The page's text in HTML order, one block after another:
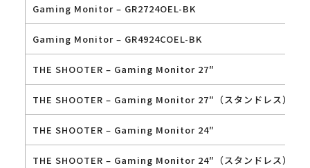
Gaming Monitor – GR2724OEL-BK
Gaming Monitor – GR4924COEL-BK
THE SHOOTER – Gaming Monitor 27″
THE SHOOTER – Gaming Monitor 27″（スタンドレス）
THE SHOOTER – Gaming Monitor 24″
THE SHOOTER – Gaming Monitor 24″（スタンドレス）